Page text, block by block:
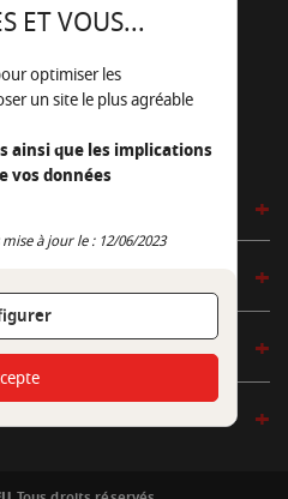
98 09
un e-mail
ET VOUS...
optimiser les
un site le plus agréable
ainsi que les implications
vos données
à jour le : 12/06/2023
accepter